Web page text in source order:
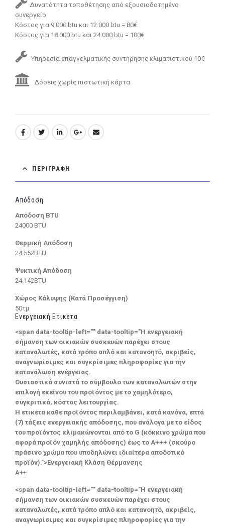
Δυνατότητα τοποθέτησης από εξουσιοδοτημένο
συνεργείο
Κόστος για 9.000 btu και 12.000 btu = 80€
Κόστος για 18.000 btu και 24.000 btu = 100€
Υπηρεσία επαγγελματικής συντήρησης κλιματιστικού 10€
Δόσεις χωρίς πιστωτική κάρτα
ΠΕΡΙΓΡΑΦΉ
Απόδοση
Απόδοση BTU
24000 BTU
Θερμική Απόδοση
24.552BTU
Ψυκτική Απόδοση
24.142BTU
Χώρος Κάλυψης (Κατά Προσέγγιση)
50τμ
Ενεργειακή Ετικέτα
<span data-tooltip-left="" data-tooltip="Η ενεργειακή
σήμανση των οικιακών συσκευών παρέχει στους
καταναλωτές, κατά τρόπο απλό και κατανοητό, ακριβείς,
αναγνωρίσιμες και συγκρίσιμες πληροφορίες για την
κατανάλωση ενέργειας.
Ουσιαστικά συνιστά το σύμβουλο των καταναλωτών στην
επιλογή εκείνου του προϊόντος με το χαμηλότερο,
συγκριτικά, κόστος λειτουργίας.
Η ετικέτα κάθε προϊόντος περιλαμβάνει, κατά κανόνα, επτά
(7) τάξεις ενεργειακής απόδοσης, που ανάλογα με το είδος
του προϊόντος κλιμακώνονται από το G (κόκκινο χρώμα που
αφορά προϊόν χαμηλής απόδοσης) έως το Α+++ (σκούρο
πράσινο χρώμα που υποδηλώνει ιδιαίτερα αποδοτικό
προϊόν).”>Ενεργειακή Κλάση Θέρμανσης
A++
<span data-tooltip-left="" data-tooltip="Η ενεργειακή
σήμανση των οικιακών συσκευών παρέχει στους
καταναλωτές, κατά τρόπο απλό και κατανοητό, ακριβείς,
αναγνωρίσιμες και συγκρίσιμες πληροφορίες για την